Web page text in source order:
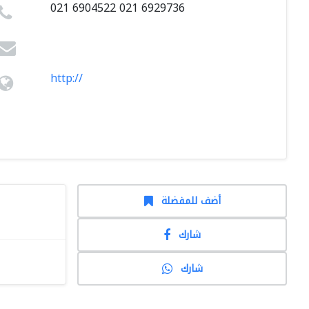
021 6904522 021 6929736
http://
أضف للمفضلة
شارك
شارك